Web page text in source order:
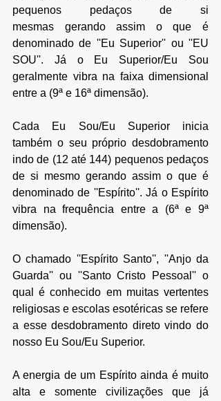
pequenos pedaços de si
mesmas gerando assim o que é
denominado de ''Eu Superior'' ou ''EU
SOU''. Já o Eu Superior/Eu Sou
geralmente vibra na faixa dimensional
entre a (9ª e 16ª dimensão).
Cada Eu Sou/Eu Superior inicia
também o seu próprio desdobramento
indo de (12 até 144) pequenos pedaços
de si mesmo gerando assim o que é
denominado de ''Espírito''. Já o Espírito
vibra na frequência entre a (6ª e 9ª
dimensão).
O chamado ''Espírito Santo'', ''Anjo da
Guarda'' ou ''Santo Cristo Pessoal'' o
qual é conhecido em muitas vertentes
religiosas e escolas esotéricas se refere
a esse desdobramento direto vindo do
nosso Eu Sou/Eu Superior.
A energia de um Espírito ainda é muito
alta e somente civilizações que já